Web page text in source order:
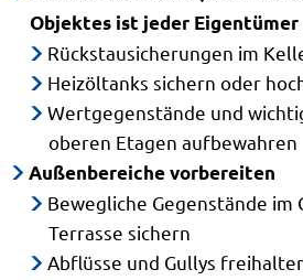
Objektes ist jeder
Rückstausicherungen im
Heizöltanks sichern oder
Wertgegenstände und
oberen Etagen aufbewahren
Außenbereiche vorbereiten
Bewegliche Gegenstände im
Terrasse sichern
Abflüsse und Gullys